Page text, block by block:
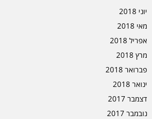
יוני 2018
מאי 2018
אפריל 2018
מרץ 2018
פברואר 2018
ינואר 2018
דצמבר 2017
נובמבר 2017